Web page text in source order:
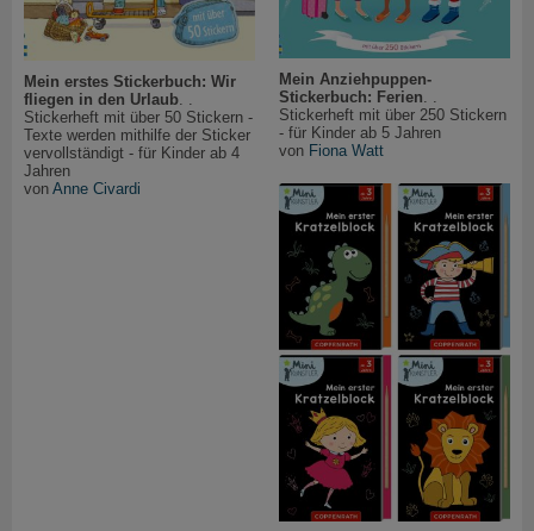
Mein erstes Stickerbuch: Wir
fliegen in den Urlaub
Stickerheft mit über 50 Stickern -
Texte werden mithilfe der Sticker
vervollständigt - für Kinder ab 4
Jahren
von Anne Civardi
Mein Anziehpuppen-
Stickerbuch: Ferien. .
Stickerheft mit über 250 Stickern
- für Kinder ab 5 Jahren
von Fiona Watt